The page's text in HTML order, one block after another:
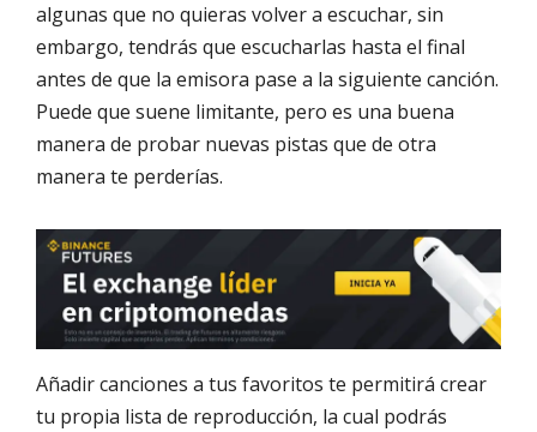
algunas que no quieras volver a escuchar, sin
embargo, tendrás que escucharlas hasta el final
antes de que la emisora pase a la siguiente canción.
Puede que suene limitante, pero es una buena
manera de probar nuevas pistas que de otra
manera te perderías.
Añadir canciones a tus favoritos te permitirá crear
tu propia lista de reproducción, la cual podrás